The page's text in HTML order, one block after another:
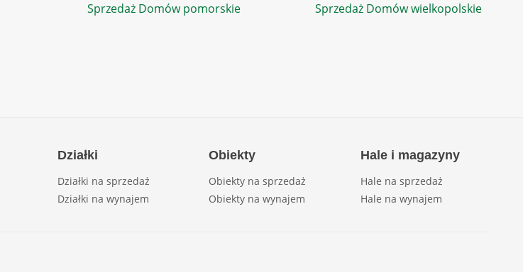
Sprzedaż Domów pomorskie Sprzedaż Domów wielkopolskie
Działki
Działki na sprzedaż
Działki na wynajem
Obiekty
Obiekty na sprzedaż
Obiekty na wynajem
Hale i magazyny
Hale na sprzedaż
Hale na wynajem